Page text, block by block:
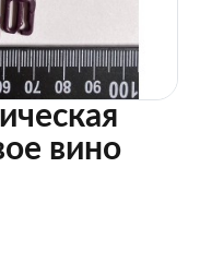
вино